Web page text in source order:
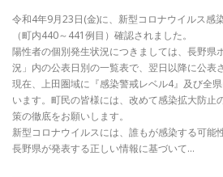
令和4年9月23日(金)に、新型コロナウイルス感
（町内440～441例目）確認されました。
陽性者の個別発生状況につきましては、長野県
況」内の公表日別の一覧表で、翌日以降に公表
現在、上田圏域に『感染警戒レベル4』及び全
います。町民の皆様には、改めて感染拡大防止
策の徹底をお願いします。
新型コロナウイルスには、誰もが感染する可能
長野県が発表する正しい情報に基づいて…